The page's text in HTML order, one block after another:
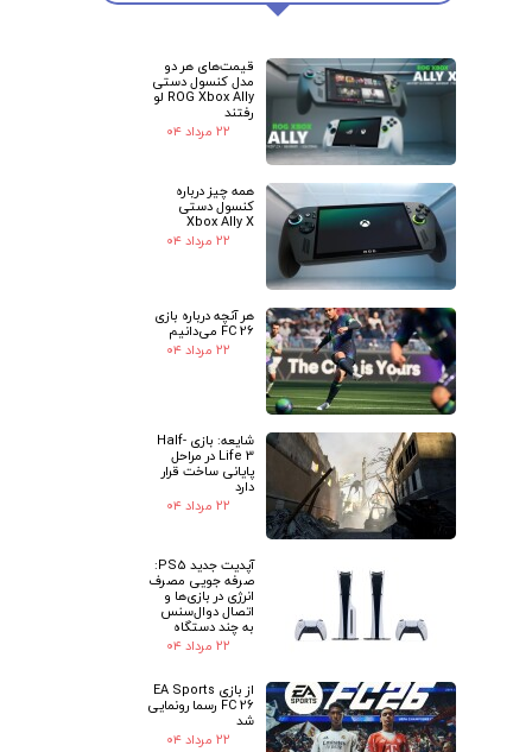
قیمت‌های هر دو
مدل کنسول دستی
ROG Xbox Ally لو
رفتند
۲۲ مرداد ۰۴
همه چیز درباره
کنسول دستی
Xbox Ally X
۲۲ مرداد ۰۴
هر آنچه درباره بازی
FC 26 می‌دانیم
۲۲ مرداد ۰۴
شایعه: بازی Half-
Life 3 در مراحل
پایانی ساخت قرار
دارد
۲۲ مرداد ۰۴
آپدیت جدید PS5:
صرفه جویی مصرف
انرژی در بازی‌ها و
اتصال دوال‌سنس
به چند دستگاه
۲۲ مرداد ۰۴
از بازی EA Sports
FC 26 رسما رونمایی
شد
۲۲ مرداد ۰۴